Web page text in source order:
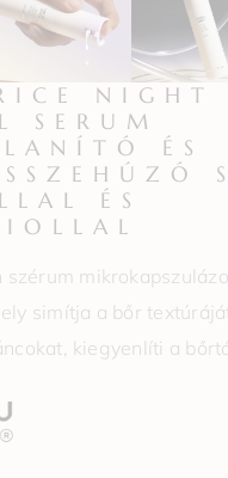
NIGHT
SERUM
ÉS
ÉS
szérum
simítja a bőr
kiegyenlíti a